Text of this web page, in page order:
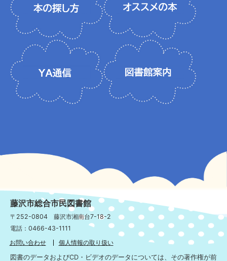
藤沢市総合市民図書館
〒252-0804 藤沢市湘南台7-18-2
電話：0466-43-1111
お問い合わせ
個人情報の取り扱い
図書のデータおよびCD・ビデオのデータについては、その著作権が前